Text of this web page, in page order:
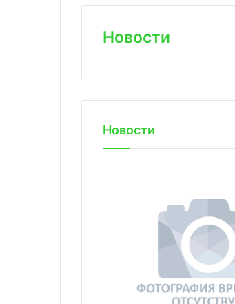
Новости
Новости